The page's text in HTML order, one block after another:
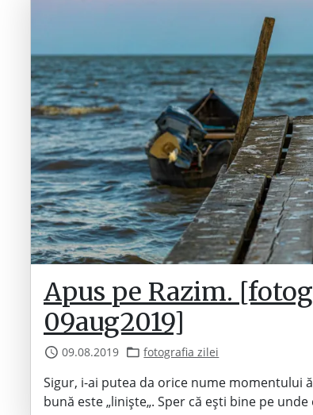
Apus pe Razim.
09aug2019]
09.08.2019 fotografia zilei
Sigur, i-ai putea da orice nume momentului
bună este „liniște„. Sper că ești bine pe